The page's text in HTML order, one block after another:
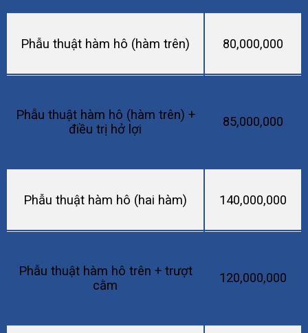
Phẫu thuật hàm hô (hàm trên) 80,000,000
Phẫu thuật hàm hô (hàm trên) +
điều trị hở lợi
85,000,000
Phẫu thuật hàm hô (hai hàm) 140,000,000
Phẫu thuật hàm hô trên + trượt
cằm
120,000,000